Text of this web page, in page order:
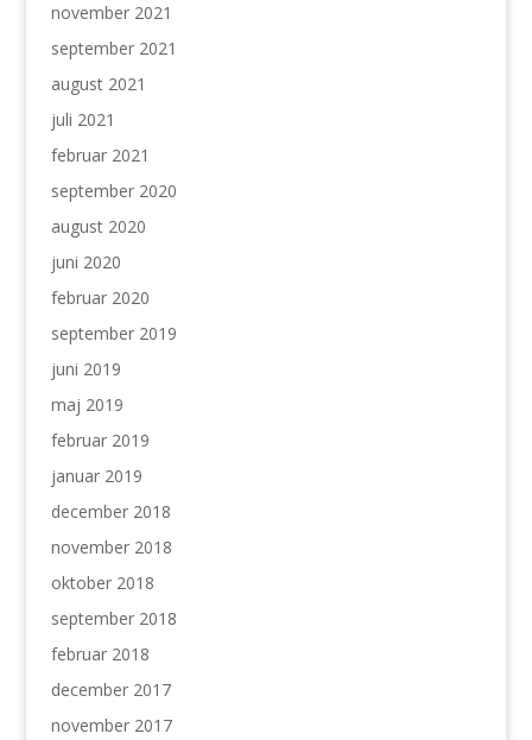
november 2021
september 2021
august 2021
juli 2021
februar 2021
september 2020
august 2020
juni 2020
februar 2020
september 2019
juni 2019
maj 2019
februar 2019
januar 2019
december 2018
november 2018
oktober 2018
september 2018
februar 2018
december 2017
november 2017